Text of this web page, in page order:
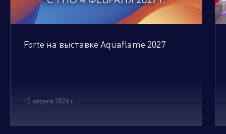
Forte на выставке Aquaflame 2027
15 апреля 2026 г.